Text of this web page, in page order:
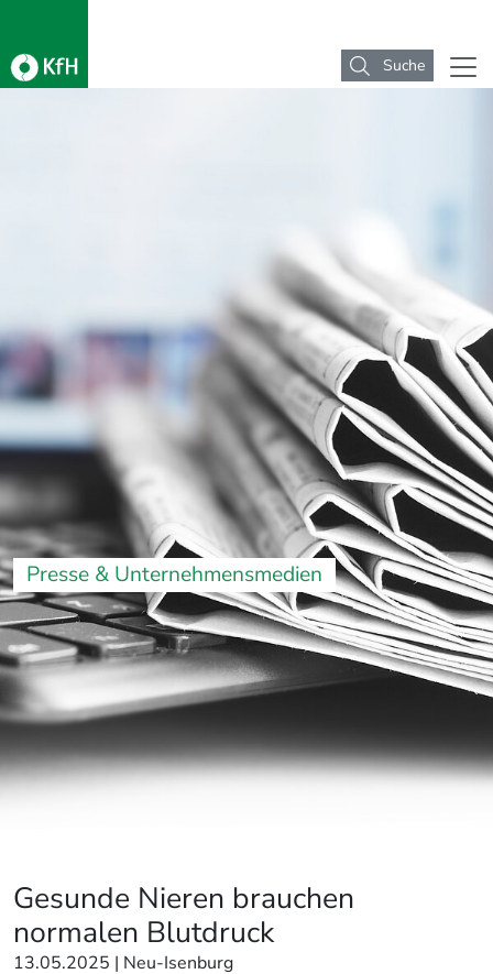
Suche
Presse & Unternehmensmedien
Gesunde Nieren brauchen
normalen Blutdruck
13.05.2025 | Neu-Isenburg